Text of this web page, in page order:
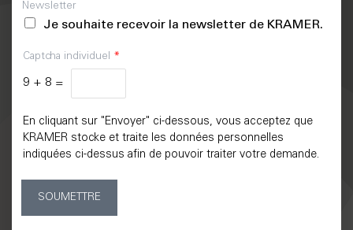
Newsletter
Je souhaite recevoir la newsletter de KRAMER.
Captcha individuel *
9 + 8 =
En cliquant sur "Envoyer" ci-dessous, vous acceptez que
KRAMER stocke et traite les données personnelles
indiquées ci-dessus afin de pouvoir traiter votre demande.
SOUMETTRE